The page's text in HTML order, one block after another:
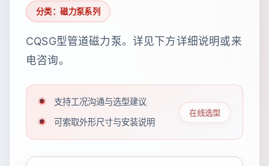
分类：磁力泵系列
CQSG型管道磁力泵。详见下方详细说明或来
电咨询。
支持工况沟通与选型建议
可索取外形尺寸与安装说明
在线选型